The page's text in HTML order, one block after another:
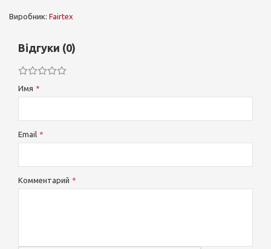
Виробник: Fairtex
Відгуки (0)
Имя
Email
Комментарий